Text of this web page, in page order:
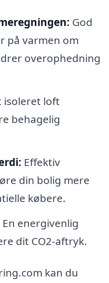
God
på varmen om
overophedning
isoleret loft
behagelig
Effektiv
din bolig mere
købere.
En energivenlig
dit CO2-aftryk.
kan du